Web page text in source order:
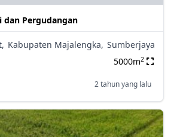
dan Pergudangan
Kabupaten Majalengka, Sumberjaya
5000m2
2 tahun yang lalu